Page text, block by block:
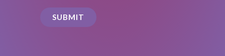
SUBMIT